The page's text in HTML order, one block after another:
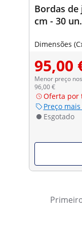
Bordas de
cm - 30 un.
Dimensões
95,00
Menor preço
96,00 €
Oferta por
Preço
Esgotado